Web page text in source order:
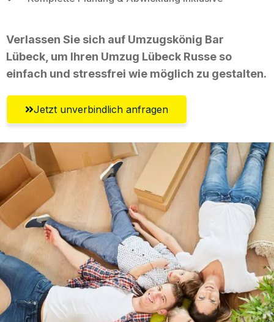
Verlassen Sie sich auf Umzugskönig Bar
Lübeck, um Ihren Umzug Lübeck Russe so
einfach und stressfrei wie möglich zu gestalten.
Jetzt unverbindlich anfragen